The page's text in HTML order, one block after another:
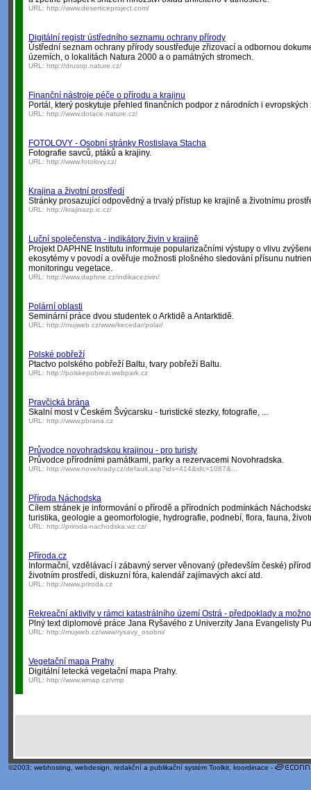
URL: http://www.deserticeproject.com/
Digitální registr ústředního seznamu ochrany přírody
Ústřední seznam ochrany přírody soustřeďuje zřizovací a odbornou
územích, o lokalitách Natura 2000 a o památných stromech.
URL: http://drusop.nature.cz/
Finanční nástroje péče o přírodu a krajinu
Portál, který poskytuje přehled finančních podpor z národních i evropských
URL: http://www.dotace.nature.cz/
FOTOLOVY - Osobní stránky Rostislava Stacha
Fotografie savců, ptáků a krajiny.
URL: http://www.fotolovy.cz/
Krajina a životní prostředí
Stránky prosazující odpovědný a trvalý přístup ke krajině a životnímu
URL: http://krajinazp.ic.cz/
Luční společenstva - indikátory živin v krajině
Projekt DAPHNE Institutu informuje popularizačními výstupy o vlivu
ekosytémy v povodí a ověřuje možnosti plošného sledování přísunu
monitoringu vegetace.
URL: http://www.daphne.cz/indikacezivin/
Polární oblasti
Seminární práce dvou studentek o Arktidě a Antarktidě.
URL: http://mujweb.cz/www/kecedar/polar/
Polské pobřeží
Ptactvo polského pobřeží Baltu, tvary pobřeží Baltu.
URL: http://polskepobrezi.webpark.cz
Pravčická brána
Skalní most v Českém Švýcarsku - turistické stezky, fotografie, ...
URL: http://www.pbrana.cz
Průvodce novohradskou krajinou - pro turisty
Průvodce přírodními památkami, parky a rezervacemi Novohradska.
URL: http://www.novehrady.cz/default.asp?ids=414&idc=1087&...
Příroda Náchodska
Cílem stránek je informování o přírodě a přírodních podmínkách
turistika, geologie a geomorfologie, hydrografie, podnebí, flora, fauna,
URL: http://priroda-nachodska.wz.cz/
Příroda.cz
Informační, vzdělávací i zábavný server věnovaný (především české)
životním prostředí, diskuzní fóra, kalendář zajímavých akcí atd.
URL: http://www.priroda.cz
Rekreační aktivity v rámci katastrálního území Ostrá - předpoklady a
Plný text diplomové práce Jana Ryšavého z Univerzity Jana Evangelisty
URL: http://mujweb.cz/www/rysavy_osobni/
Vegetační mapa Prahy
Digitální letecká vegetační mapa Prahy.
URL: http://www.wmap.cz/vmp
©2003; webhosting webdesign redakční a publikační systém Toolkit , koordinace -